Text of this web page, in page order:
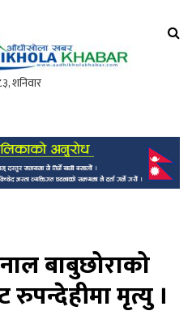
बाबुछोराको
मृत्यु ।